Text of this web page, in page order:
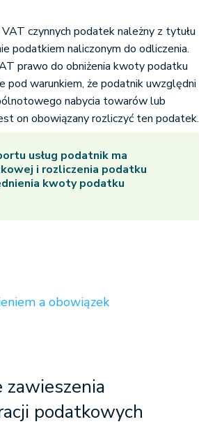
czynnych podatek należny z tytułu
podatkiem naliczonym do odliczenia.
prawo do obniżenia kwoty podatku
warunkiem, że podatnik uwzględni
nabycia towarów lub
on obowiązany rozliczyć ten podatek.
usług podatnik ma
i rozliczenia podatku
kwoty podatku
a obowiązek
podatkowych